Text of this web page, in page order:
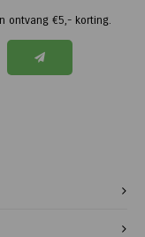
ontvang €5,- korting.